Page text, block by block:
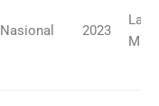
Nasional 2023